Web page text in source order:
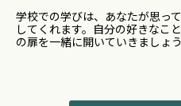
学校での学びは、あなたが思っ
してくれます。自分の好きなこ
の扉を一緒に開いていきましょう